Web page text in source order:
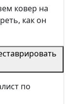
ковер на
как он
по